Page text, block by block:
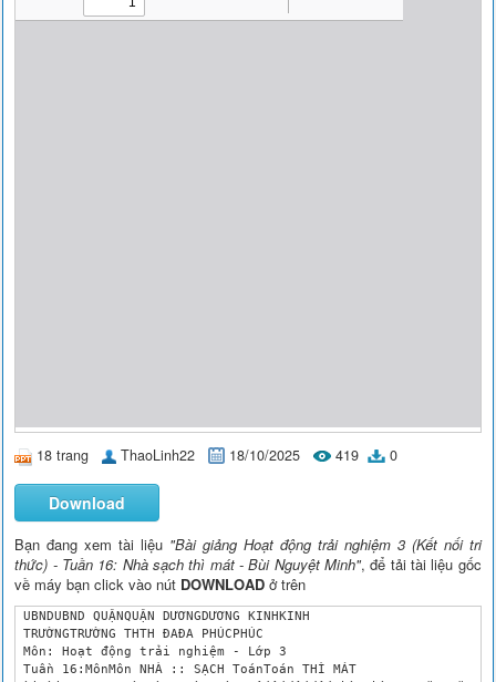
18 trang ThaoLinh22 18/10/2025 419 0
Download
Bạn đang xem tài liệu "Bài giảng Hoạt động trải nghiệm 3 (Kết nối tri
thức) - Tuần 16: Nhà sạch thì mát - Bùi Nguyệt Minh", để tải tài liệu gốc
về máy bạn click vào nút DOWNLOAD ở trên
UBNDUBND QUẬNQUẬN DƯƠNGDƯƠNG KINHKINH
TRƯỜNGTRƯỜNG THTH ĐAĐA PHÚCPHÚC
Môn: Hoạt động trải nghiệm - Lớp 3
Tuần 16:MônMôn NHÀ :: SẠCH ToánToán THÌ MÁT